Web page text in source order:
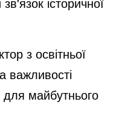
з освітньої
важливості
для майбутнього